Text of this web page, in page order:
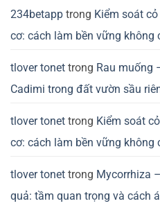
234betapp trong Kiểm soát
cơ: cách làm bền vững không
tlover tonet trong Rau muống
Cadimi trong đất vườn sầu
tlover tonet trong Kiểm soát
cơ: cách làm bền vững không
tlover tonet trong Mycorrhiza
quả: tầm quan trọng và cách